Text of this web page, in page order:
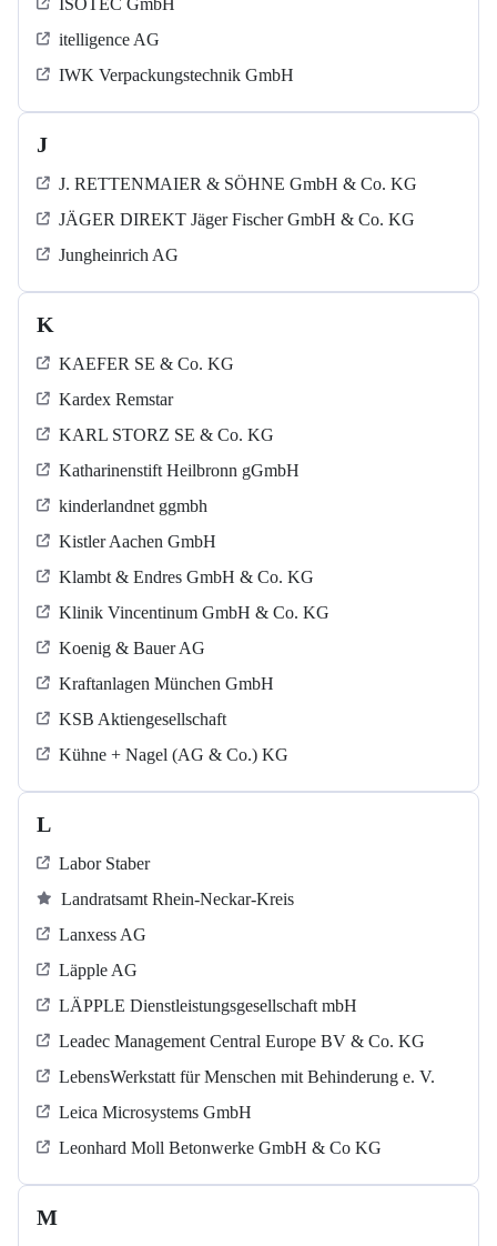
ISOTEC GmbH
itelligence AG
IWK Verpackungstechnik GmbH
J
J. RETTENMAIER & SÖHNE GmbH & Co. KG
JÄGER DIREKT Jäger Fischer GmbH & Co. KG
Jungheinrich AG
K
KAEFER SE & Co. KG
Kardex Remstar
KARL STORZ SE & Co. KG
Katharinenstift Heilbronn gGmbH
kinderlandnet ggmbh
Kistler Aachen GmbH
Klambt & Endres GmbH & Co. KG
Klinik Vincentinum GmbH & Co. KG
Koenig & Bauer AG
Kraftanlagen München GmbH
KSB Aktiengesellschaft
Kühne + Nagel (AG & Co.) KG
L
Labor Staber
Landratsamt Rhein-Neckar-Kreis
Lanxess AG
Läpple AG
LÄPPLE Dienstleistungsgesellschaft mbH
Leadec Management Central Europe BV & Co. KG
LebensWerkstatt für Menschen mit Behinderung e. V.
Leica Microsystems GmbH
Leonhard Moll Betonwerke GmbH & Co KG
M